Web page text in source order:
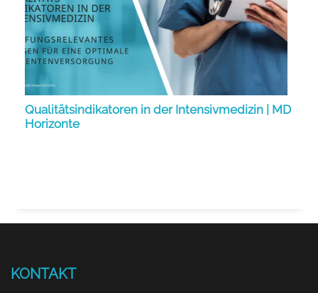
Qualitätsindikatoren in der Intensivmedizin | MD
Horizonte
KONTAKT